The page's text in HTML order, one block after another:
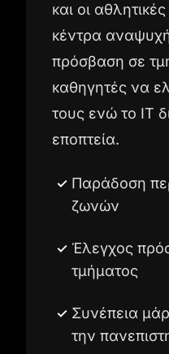
και οι
κέντρα
πρόσβαση σε
καθηγητές να
τους ενώ το IT
εποπτεία.
Παράδοση
ζωνών
Έλεγχος
τμήματος
Συνέπεια
την